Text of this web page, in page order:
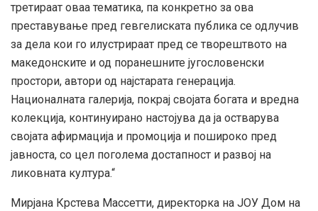
третираат оваа тематика, па конкретно за ова
преставување пред гевгелиската публика се одлучив
за дела кои го илустрираат пред се творештвото на
македонските и од поранешните југословенски
простори, автори од најстарата генерација.
Националната галерија, покрај својата богата и вредна
колекција, континуирано настојува да ја остварува
својата афирмација и промоција и пошироко пред
јавноста, со цел поголема достапност и развој на
ликовната култура.“
Мирјана Крстева Массетти, директорка на ЈОУ Дом на